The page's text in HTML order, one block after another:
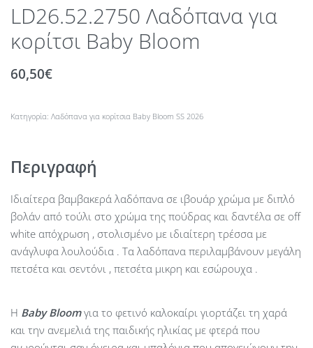
LD26.52.2750 Λαδόπανα για
κορίτσι Βaby Bloom
60,50€
Κατηγορία: Λαδόπανα για κορίτσια Baby Bloom SS 2026
Περιγραφή
Ιδιαίτερα βαμβακερά λαδόπανα σε ιβουάρ χρώμα με διπλό
βολάν από τούλι στο χρώμα της πούδρας και δαντέλα σε off
white απόχρωση , στολισμένο με ιδιαίτερη τρέσσα με
ανάγλυφα λουλούδια . Τα λαδόπανα περιλαμβάνουν μεγάλη
πετσέτα και σεντόνι , πετσέτα μικρη και εσώρουχα .
Η Baby Bloom για το φετινό καλοκαίρι γιορτάζει τη χαρά
και την ανεμελιά της παιδικής ηλικίας με φτερά που